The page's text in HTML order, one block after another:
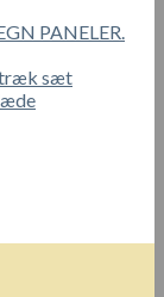
PANELER.
sæt